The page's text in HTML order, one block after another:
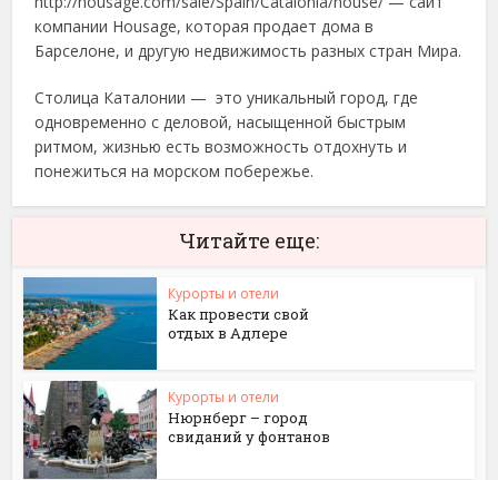
компании Housage, которая продает дома в
Барселоне, и другую недвижимость разных стран Мира.
Столица Каталонии — это уникальный город, где
одновременно с деловой, насыщенной быстрым
ритмом, жизнью есть возможность отдохнуть и
понежиться на морском побережье.
Читайте еще:
Курорты и отели
Как провести свой
отдых в Адлере
Курорты и отели
Нюрнберг – город
свиданий у фонтанов